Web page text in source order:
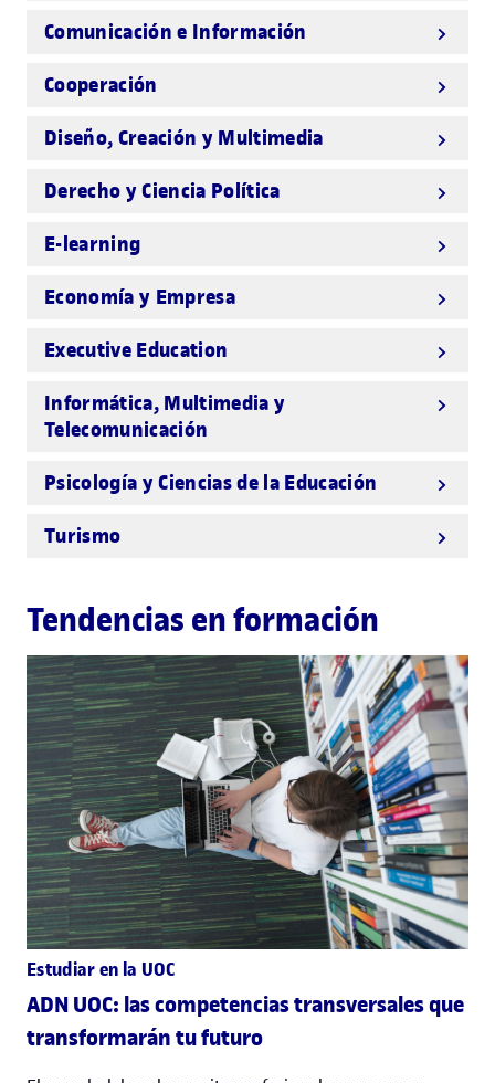
Comunicación e Información
Cooperación
Diseño, Creación y Multimedia
Derecho y Ciencia Política
E-learning
Economía y Empresa
Executive Education
Informática, Multimedia y
Telecomunicación
Psicología y Ciencias de la Educación
Turismo
Tendencias en formación
Estudiar en la UOC
ADN UOC: las competencias transversales que
transformarán tu futuro